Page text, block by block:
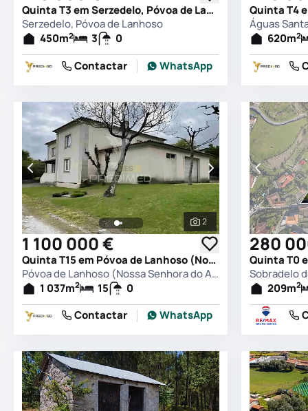
Quinta T3 em Serzedelo, Póvoa de Lanhoso
Serzedelo, Póvoa de Lanhoso
450m2 3
0
Contactar
WhatsApp
620m2
Ver todas as
2
1 100 000 €
Quinta T15 em Póvoa de Lanhoso (Nossa Senhora do Amparo), Póvoa de Lanhoso
Póvoa de Lanhoso (Nossa Senhora do Amparo), Póvoa de Lanhoso
1 037m2 15
0
Contactar
WhatsApp
280
Sobradelo
209m2